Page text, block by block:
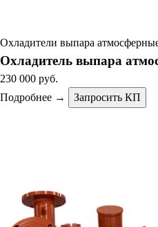
Охладители выпара
Охладитель выпара
230 000 руб.
Подробнее →
Запросить КП